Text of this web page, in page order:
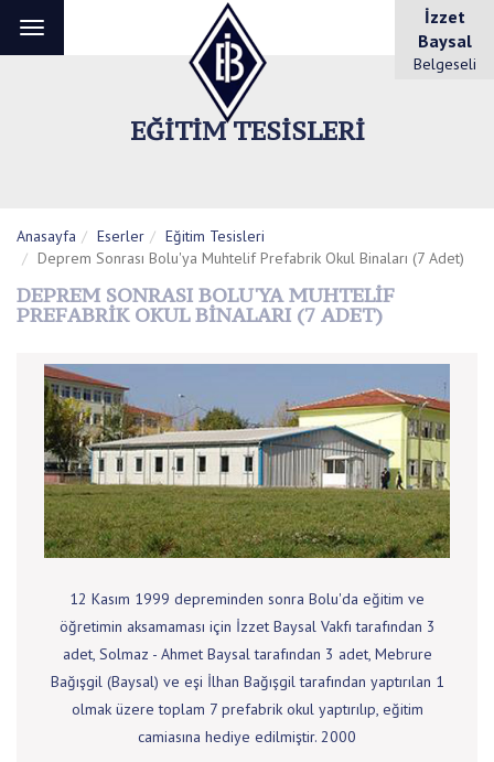
Toggle
navigation
İzzet
Baysal
Belgeseli
EĞITIM TESISLERI
Anasayfa Eserler
Eğitim Tesisleri
Deprem Sonrası Bolu'ya Muhtelif Prefabrik Okul Binaları (7 Adet)
DEPREM SONRASI BOLU'YA MUHTELIF
PREFABRIK OKUL BINALARI (7 ADET)
12 Kasım 1999 depreminden sonra Bolu'da eğitim ve
öğretimin aksamaması için İzzet Baysal Vakfı tarafından 3
adet, Solmaz - Ahmet Baysal tarafından 3 adet, Mebrure
Bağışgil (Baysal) ve eşi İlhan Bağışgil tarafından yaptırılan 1
olmak üzere toplam 7 prefabrik okul yaptırılıp, eğitim
camiasına hediye edilmiştir. 2000